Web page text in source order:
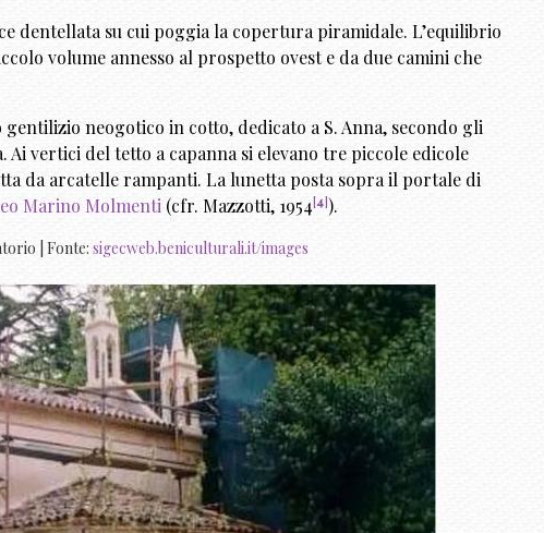
dentellata su cui poggia la copertura piramidale. L’equilibrio
volume annesso al prospetto ovest e da due camini che
neogotico in cotto, dedicato a S. Anna, secondo gli
vertici del tetto a capanna si elevano tre piccole edicole
da arcatelle rampanti. La lunetta posta sopra il portale di
Marino Molmenti (cfr. Mazzotti, 1954[4]).
| Fonte:sigecweb.beniculturali.it/images